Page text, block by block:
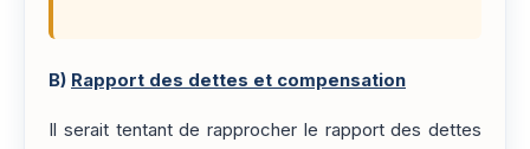
B) Rapport des dettes et compensation
Il serait tentant de rapprocher le rapport des dettes